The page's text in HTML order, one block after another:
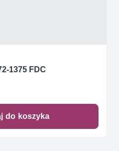
1375 FDC
do koszyka